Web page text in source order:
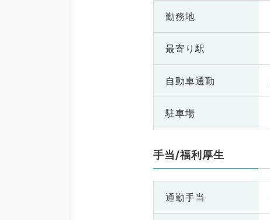
勤務地
最寄り駅
自動車通勤
駐車場
手当/福利厚生
通勤手当